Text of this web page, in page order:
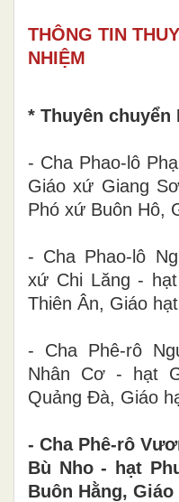
THÔNG TIN
NHIỆM
* Thuyên chuyển
- Cha Phao-lô
Giáo xứ Giang
Phó xứ Buôn Hô,
- Cha Phao-lô
xứ Chi Lăng -
Thiên Ân, Giáo
- Cha Phê-rô
Nhân Cơ - hạt
Quảng Đà, Giáo
- Cha Phê-rô
Bù Nho - hạt
Buôn Hằng,